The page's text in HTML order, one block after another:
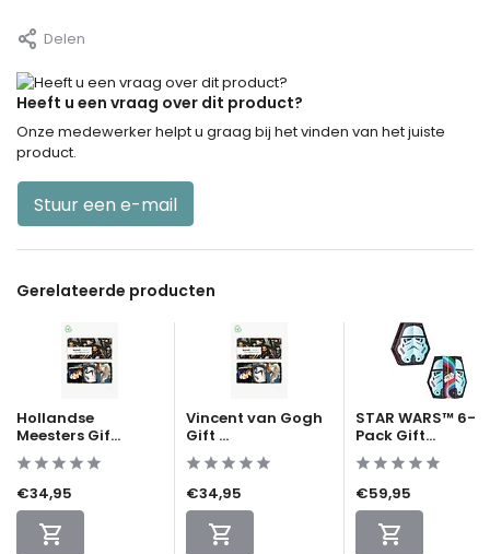
Delen
Heeft u een vraag over dit product?
Onze medewerker helpt u graag bij het vinden van het juiste
product.
Stuur een e-mail
Gerelateerde producten
Hollandse
Meesters Gif...
€34,95
Vincent van Gogh
Gift ...
€34,95
STAR WARS™ 6-
Pack Gift...
€59,95